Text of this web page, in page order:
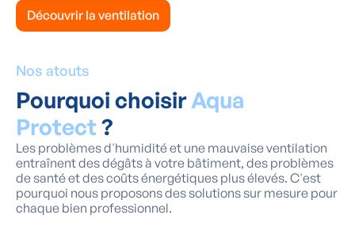
Découvrir la ventilation
Nos atouts
Pourquoi choisirAqua
Protect ?
Les problèmes d'humidité et une mauvaise ventilation
entraînent des dégâts à votre bâtiment, des problèmes
de santé et des coûts énergétiques plus élevés. C'est
pourquoi nous proposons des solutions sur mesure pour
chaque bien professionnel.